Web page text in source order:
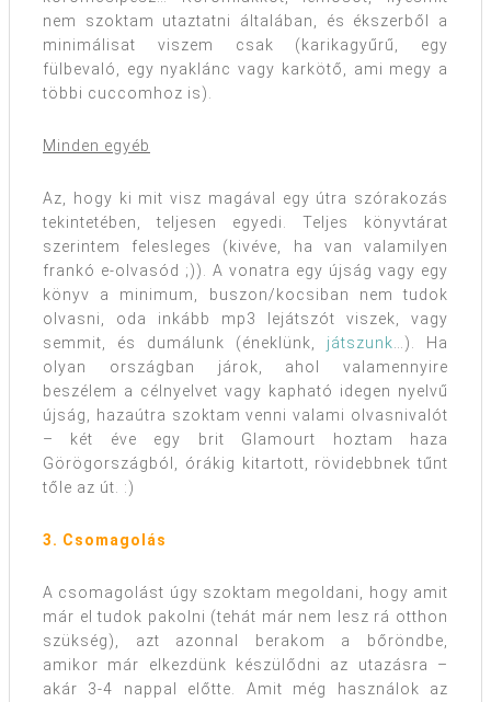
nem szoktam utaztatni általában, és ékszerből a
minimálisat viszem csak (karikagyűrű, egy
fülbevaló, egy nyaklánc vagy karkötő, ami megy a
többi cuccomhoz is).
Minden egyéb
Az, hogy ki mit visz magával egy útra szórakozás
tekintetében, teljesen egyedi. Teljes könyvtárat
szerintem felesleges (kivéve, ha van valamilyen
frankó e-olvasód ;)). A vonatra egy újság vagy egy
könyv a minimum, buszon/kocsiban nem tudok
olvasni, oda inkább mp3 lejátszót viszek, vagy
semmit, és dumálunk (éneklünk, játszunk…). Ha
olyan országban járok, ahol valamennyire
beszélem a célnyelvet vagy kapható idegen nyelvű
újság, hazaútra szoktam venni valami olvasnivalót
– két éve egy brit Glamourt hoztam haza
Görögországból, órákig kitartott, rövidebbnek tűnt
tőle az út. :)
3. Csomagolás
A csomagolást úgy szoktam megoldani, hogy amit
már el tudok pakolni (tehát már nem lesz rá otthon
szükség), azt azonnal berakom a bőröndbe,
amikor már elkezdünk készülődni az utazásra –
akár 3-4 nappal előtte. Amit még használok az